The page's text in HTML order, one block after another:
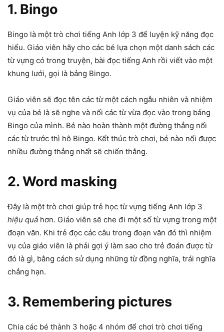
1. Bingo
Bingo là một trò chơi tiếng Anh lớp 3 để luyện kỹ năng đọc
hiểu. Giáo viên hãy cho các bé lựa chọn một danh sách các
từ vựng có trong truyện, bài đọc tiếng Anh rồi viết vào một
khung lưới, gọi là bảng Bingo.
Giáo viên sẽ đọc tên các từ một cách ngẫu nhiên và nhiệm
vụ của bé là sẽ nghe và nối các từ vừa đọc vào trong bảng
Bingo của mình. Bé nào hoàn thành một đường thẳng nối
các từ trước thì hô Bingo. Kết thúc trò chơi, bé nào nối được
nhiều đường thẳng nhất sẽ chiến thắng.
2. Word masking
Đây là một trò chơi giúp trẻ học từ vựng tiếng Anh lớp 3
hiệu quả hơn. Giáo viên sẽ che đi một số từ vựng trong một
đoạn văn. Khi trẻ đọc các câu trong đoạn văn đó thì nhiệm
vụ của giáo viên là phải gợi ý làm sao cho trẻ đoán được từ
đó là gì, bằng cách sử dụng những từ đồng nghĩa, trái nghĩa
chẳng hạn.
3. Remembering pictures
Chia các bé thành 3 hoặc 4 nhóm để chơi trò chơi tiếng